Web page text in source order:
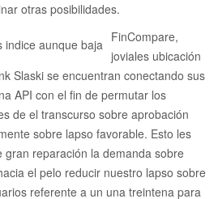
otras posibilidades.
FinCompare,
joviales ubicación
Slaski se encuentran conectando sus
API con el fin de permutar los
de el transcurso sobre aprobación
sobre lapso favorable. Esto les
reparación la demanda sobre
el pelo reducir nuestro lapso sobre
referente a un una treintena para